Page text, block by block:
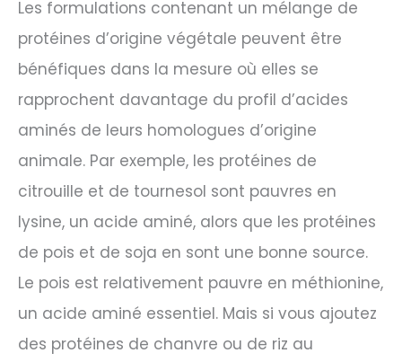
Les formulations contenant un mélange de
protéines d’origine végétale peuvent être
bénéfiques dans la mesure où elles se
rapprochent davantage du profil d’acides
aminés de leurs homologues d’origine
animale. Par exemple, les protéines de
citrouille et de tournesol sont pauvres en
lysine, un acide aminé, alors que les protéines
de pois et de soja en sont une bonne source.
Le pois est relativement pauvre en méthionine,
un acide aminé essentiel. Mais si vous ajoutez
des protéines de chanvre ou de riz au